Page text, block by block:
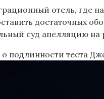
отель, где
достаточных
суд апелляцию
подлинности теста